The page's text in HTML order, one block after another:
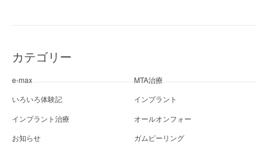
カテゴリー
e-max
MTA治療
いろいろ体験記
インプラント
インプラント治療
オールオンフォー
お知らせ
ガムピーリング